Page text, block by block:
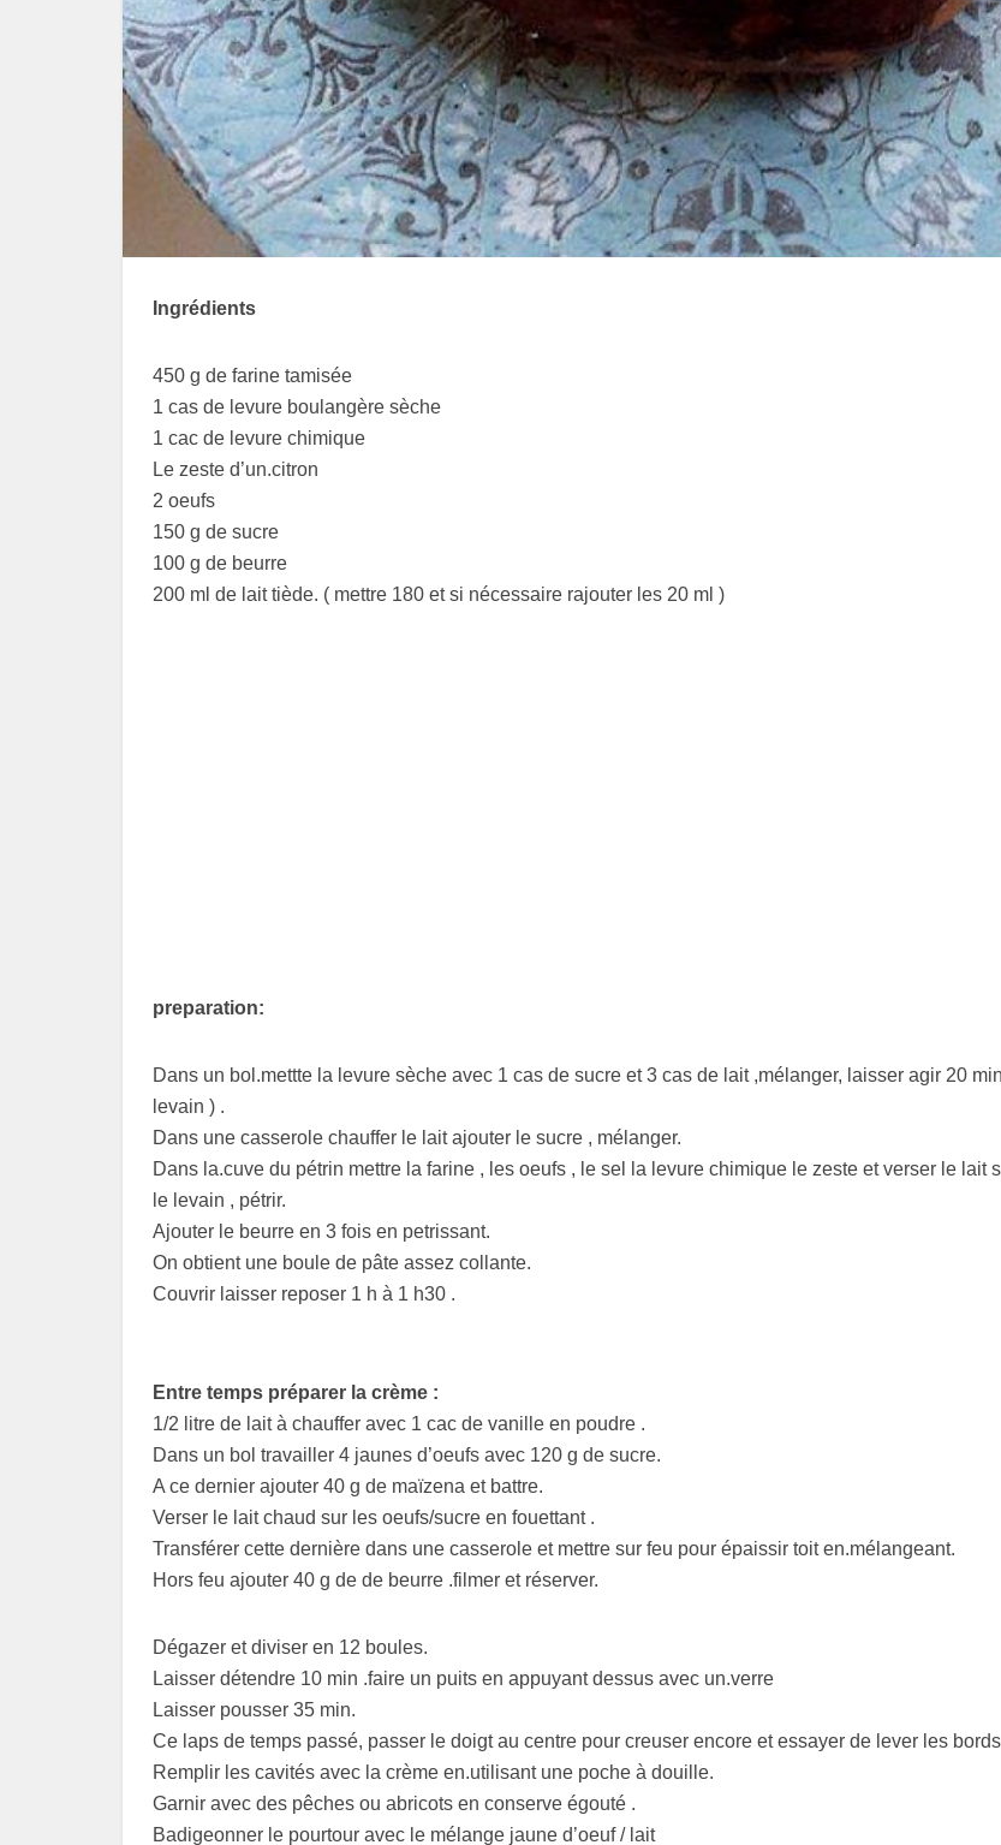
Ingrédients
450 g de farine tamisée
1 cas de levure boulangère sèche
1 cac de levure chimique
Le zeste d’un.citron
2 oeufs
150 g de sucre
100 g de beurre
200 ml de lait tiède. ( mettre 180 et si nécessaire rajouter les 20 ml )
preparation:
Dans un bol.mettte la levure sèche avec 1 cas de sucre et 3 cas de lait ,mélanger, laisser agir 20
levain ) .
Dans une casserole chauffer le lait ajouter le sucre , mélanger.
Dans la.cuve du pétrin mettre la farine , les oeufs , le sel la levure chimique le zeste et verser le lait
le levain , pétrir.
Ajouter le beurre en 3 fois en petrissant.
On obtient une boule de pâte assez collante.
Couvrir laisser reposer 1 h à 1 h30 .
Entre temps préparer la crème :
1/2 litre de lait à chauffer avec 1 cac de vanille en poudre .
Dans un bol travailler 4 jaunes d’oeufs avec 120 g de sucre.
A ce dernier ajouter 40 g de maïzena et battre.
Verser le lait chaud sur les oeufs/sucre en fouettant .
Transférer cette dernière dans une casserole et mettre sur feu pour épaissir toit en.mélangeant.
Hors feu ajouter 40 g de de beurre .filmer et réserver.
Dégazer et diviser en 12 boules.
Laisser détendre 10 min .faire un puits en appuyant dessus avec un.verre
Laisser pousser 35 min.
Ce laps de temps passé, passer le doigt au centre pour creuser encore et essayer de lever les
Remplir les cavités avec la crème en.utilisant une poche à douille.
Garnir avec des pêches ou abricots en conserve égouté .
Badigeonner le pourtour avec le mélange jaune d’oeuf / lait